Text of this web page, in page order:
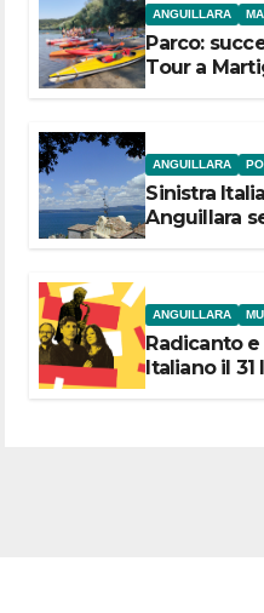
ANGUILLARA
Parco:
Tour a
ANGUILLARA
Sinistra
Anguillara
ANGUILLARA
Radicanto
Italiano il